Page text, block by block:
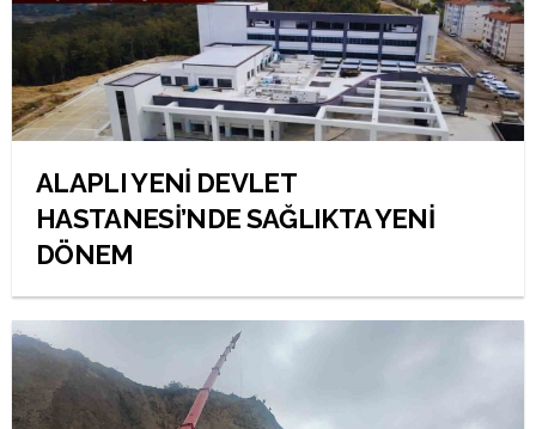
ALAPLI YENİ DEVLET
HASTANESİ’NDE SAĞLIKTA YENİ
DÖNEM